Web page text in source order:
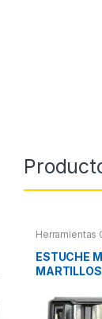
Herramientas
Pintura,
Extractores,
otros
ESTUCHE